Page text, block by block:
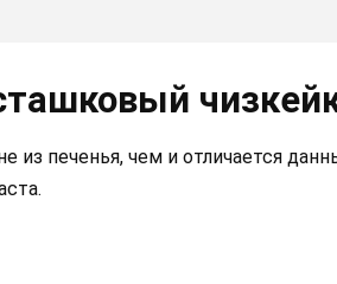
из печенья, чем и отличается